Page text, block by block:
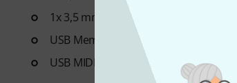
1x 3,5 mm Stereo-Klinken Line-Eingang
USB Memory
USB MIDI